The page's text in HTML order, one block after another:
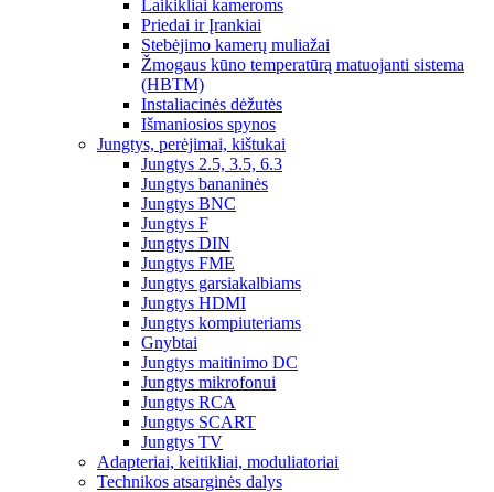
Laikikliai kameroms
Priedai ir Įrankiai
Stebėjimo kamerų muliažai
Žmogaus kūno temperatūrą matuojanti sistema
(HBTM)
Instaliacinės dėžutės
Išmaniosios spynos
Jungtys, perėjimai, kištukai
Jungtys 2.5, 3.5, 6.3
Jungtys bananinės
Jungtys BNC
Jungtys F
Jungtys DIN
Jungtys FME
Jungtys garsiakalbiams
Jungtys HDMI
Jungtys kompiuteriams
Gnybtai
Jungtys maitinimo DC
Jungtys mikrofonui
Jungtys RCA
Jungtys SCART
Jungtys TV
Adapteriai, keitikliai, moduliatoriai
Technikos atsarginės dalys